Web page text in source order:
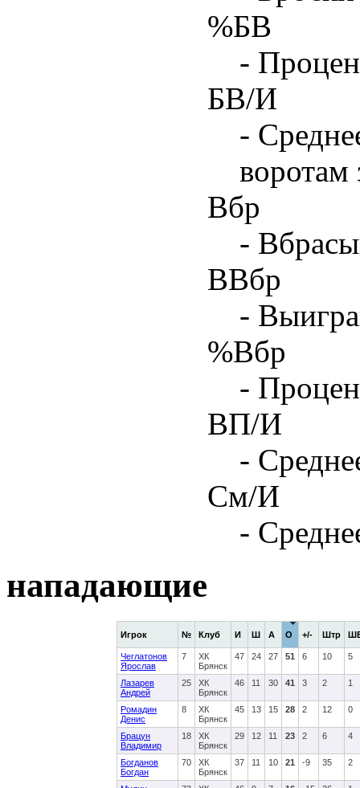
%БВ
-
БВ/И
-
воротам
Вбр
-
ВВбр
-
%Вбр
-
ВП/И
-
См/И
-
нападающие
Игрок № Клуб И Ш А О +/- Штр
Чеглатонов
Ярослав
7
ХК
Брянск
47 24 27 51 6 10 5
Лазарев
Андрей
25
ХК
Брянск
46 11 30 41 3 2 1
Ромадин
Денис
8
ХК
Брянск
45 13 15 28 2 12 0
Брацун
Владимир
18
ХК
Брянск
29 12 11 23 2 6 4
Богданов
Богдан
70
ХК
Брянск
37 11 10 21 -9 35 2